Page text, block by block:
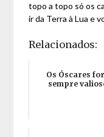
topo a topo só os
ir da Terra à Lua e
Relacionados:
Os Óscares
sempre